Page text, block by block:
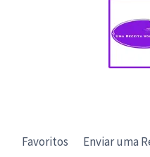
Favoritos Enviar uma